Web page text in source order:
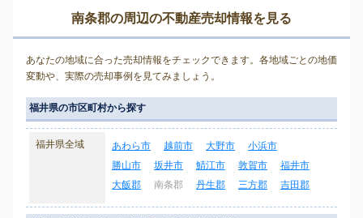
南条郡の周辺の不動産売却情報を見る
あなたの地域に合った売却情報をチェックできます。各地域ごとの地価
変動や、実際の売却事例を見てみましょう。
福井県の市区町村から探す
福井県全域 あわら市 越前市 大野市
小浜市
勝山市
坂井市 鯖江市 敦賀市
福井市
大飯郡
南条郡 丹生郡 三方郡 吉田郡